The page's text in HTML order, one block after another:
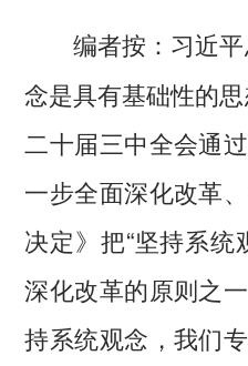
编者按： 习近
念是具有基础性的
二十届三中全会通
一步全面深化改革
决定》把“坚持系统
深化改革的原则之
持系统观念，我们